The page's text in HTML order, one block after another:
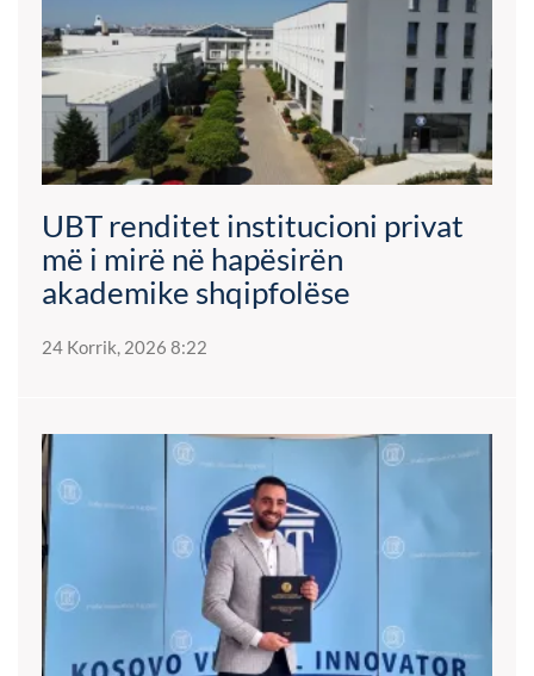
UBT renditet institucioni privat
më i mirë në hapësirën
akademike shqipfolëse
24 Korrik, 2026 8:22